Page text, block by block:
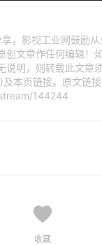
，影视工业网鼓励
创文章作任何编辑！
说明，则转载此文章
本页链接。原文链接
144244
收藏